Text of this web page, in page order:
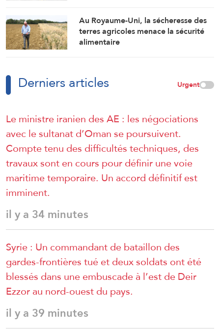
Au Royaume-Uni, la sécheresse des
terres agricoles menace la sécurité
alimentaire
Derniers articles Urgent
Le ministre iranien des AE : les négociations
avec le sultanat d’Oman se poursuivent.
Compte tenu des difficultés techniques, des
travaux sont en cours pour définir une voie
maritime temporaire. Un accord définitif est
imminent.
il y a 34 minutes
Syrie : Un commandant de bataillon des
gardes-frontières tué et deux soldats ont été
blessés dans une embuscade à l’est de Deir
Ezzor au nord-ouest du pays.
il y a 39 minutes